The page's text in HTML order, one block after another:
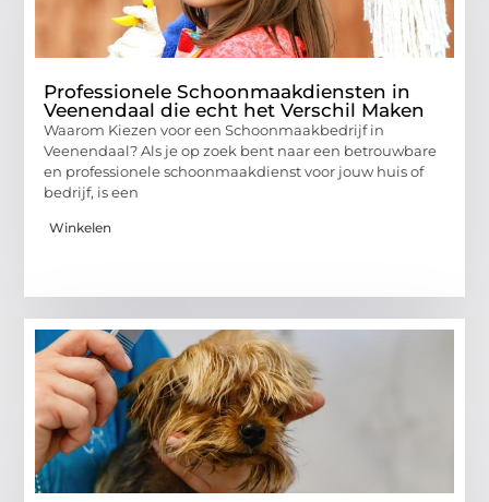
Professionele Schoonmaakdiensten in
Veenendaal die echt het Verschil Maken
Waarom Kiezen voor een Schoonmaakbedrijf in
Veenendaal? Als je op zoek bent naar een betrouwbare
en professionele schoonmaakdienst voor jouw huis of
bedrijf, is een
Winkelen